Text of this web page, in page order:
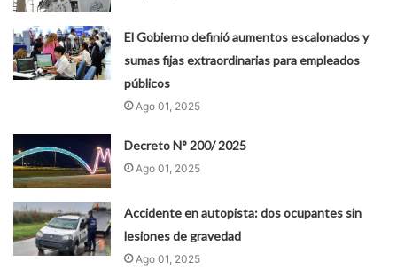
El Gobierno definió aumentos escalonados y
sumas fijas extraordinarias para empleados
públicos
Ago 01, 2025
Decreto N° 200/ 2025
Ago 01, 2025
Accidente en autopista: dos ocupantes sin
lesiones de gravedad
Ago 01, 2025